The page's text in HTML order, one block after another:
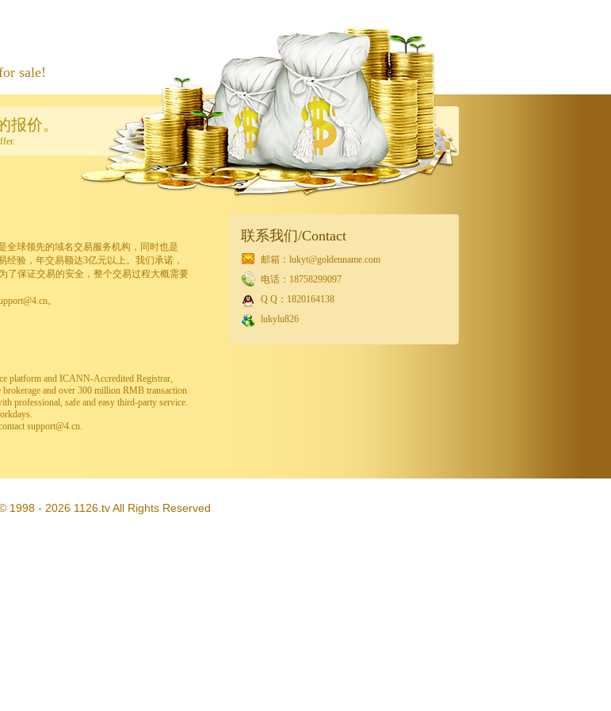
sale!
报价。
全球领先的域名交易服务机构，同时也是
经验，年交易额达3亿元以上。我们承诺，
了保证交易的安全，整个交易过程大概需要
。
platform and ICANN-Accredited Registrar,
and over 300 million RMB transaction
professional, safe and easy third-party service.
support@4.cn.
联系我们/Contact
邮箱：lukyt@goldenname.com
电话：18758299097
Q Q：1820164138
lukylu826
1998 - 2026 1126.tv All Rights Reserved